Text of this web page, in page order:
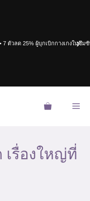
7 ตัวลด 25% ผู้บุกเบิกกางเกงในซึม
›
รื่องใหญ่ที่